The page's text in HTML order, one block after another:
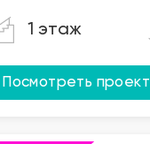
1 этаж
Посмотреть проект